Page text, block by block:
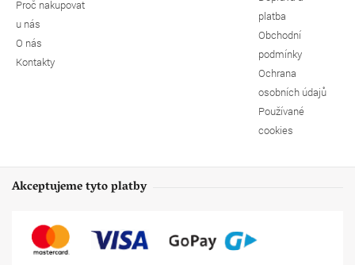
Proč nakupovat
u nás
O nás
Kontakty
platba
Obchodní
podmínky
Ochrana
osobních údajů
Používané
cookies
Akceptujeme tyto platby